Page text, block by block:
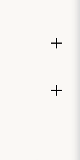
där det
är ett